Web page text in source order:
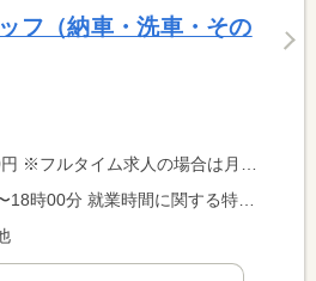
フ（納車・洗車・その
月額（換算額）、パート求人の場合は時間額を表示しています。